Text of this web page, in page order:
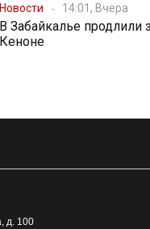
Новости 14:01, Вчера
В Забайкалье продлили
Кеноне
д. 100